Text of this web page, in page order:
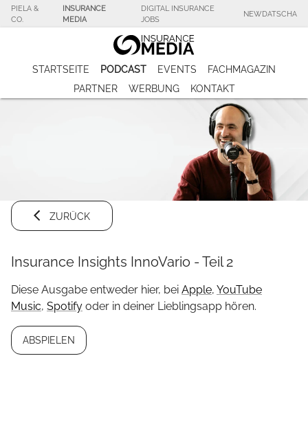
PIELA &
CO.
INSURANCE
MEDIA
DIGITAL INSURANCE
JOBS
NEWDATSCHA
STARTSEITE PODCAST EVENTS
FACHMAGAZIN
PARTNER
WERBUNG KONTAKT
ZURÜCK
Insurance Insights InnoVario - Teil 2
Diese Ausgabe entweder hier, bei Apple, YouTube
Music, Spotify oder in deiner Lieblingsapp hören.
ABSPIELEN